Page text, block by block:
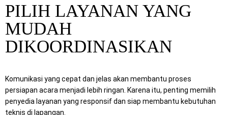
PILIH LAYANAN YANG
MUDAH
DIKOORDINASIKAN
Komunikasi yang cepat dan jelas akan membantu proses
persiapan acara menjadi lebih ringan. Karena itu, penting memilih
penyedia layanan yang responsif dan siap membantu kebutuhan
teknis di lapangan.